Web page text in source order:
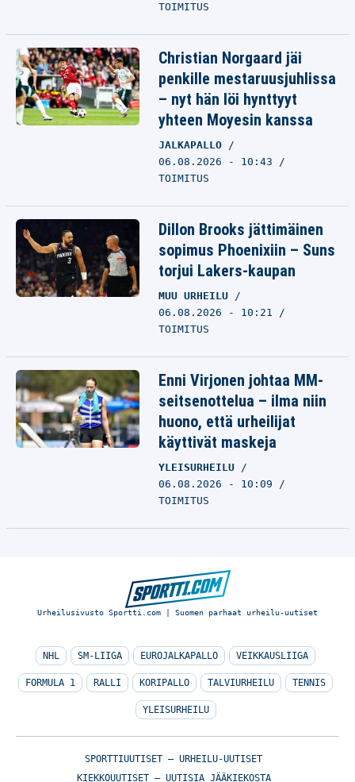
TOIMITUS
Christian Norgaard jäi
penkille mestaruusjuhlissa
– nyt hän löi hynttyyt
yhteen Moyesin kanssa
JALKAPALLO
06.08.2026 - 10:43
TOIMITUS
Dillon Brooks jättimäinen
sopimus Phoenixiin – Suns
torjui Lakers-kaupan
MUU URHEILU
06.08.2026 - 10:21
TOIMITUS
Enni Virjonen johtaa MM-
seitsenottelua – ilma niin
huono, että urheilijat
käyttivät maskeja
YLEISURHEILU
06.08.2026 - 10:09
TOIMITUS
Urheilusivusto Sportti.com | Suomen parhaat urheilu-uutiset
NHL SM-LIIGA EUROJALKAPALLO VEIKKAUSLIIGA
FORMULA 1 RALLI KORIPALLO TALVIURHEILU TENNIS
YLEISURHEILU
SPORTTIUUTISET – URHEILU-UUTISET
KIEKKOUUTISET – UUTISIA JÄÄKIEKOSTA